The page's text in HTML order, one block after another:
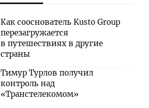
Как сооснователь Kusto Group
перезагружается
в путешествиях в другие
страны
Тимур Турлов получил
контроль над
«Транстелекомом»